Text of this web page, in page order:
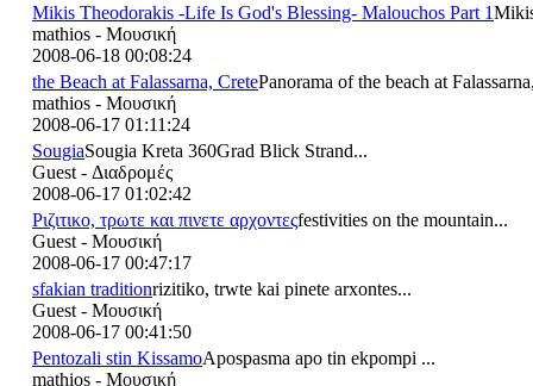
Mikis Theodorakis -Life Is God's Blessing- Malouchos Part 1
mathios - Μουσική
2008-06-18 00:08:24
the Beach at Falassarna, CretePanorama of the beach at
mathios - Μουσική
2008-06-17 01:11:24
SougiaSougia Kreta 360Grad Blick Strand...
Guest - Διαδρομές
2008-06-17 01:02:42
Ριζιτικο, τρωτε και πινετε αρχοντεςfestivities on the mountain...
Guest - Μουσική
2008-06-17 00:47:17
sfakian traditionrizitiko, trwte kai pinete arxontes...
Guest - Μουσική
2008-06-17 00:41:50
Pentozali stin KissamoApospasma apo tin ekpompi ...
mathios - Μουσική